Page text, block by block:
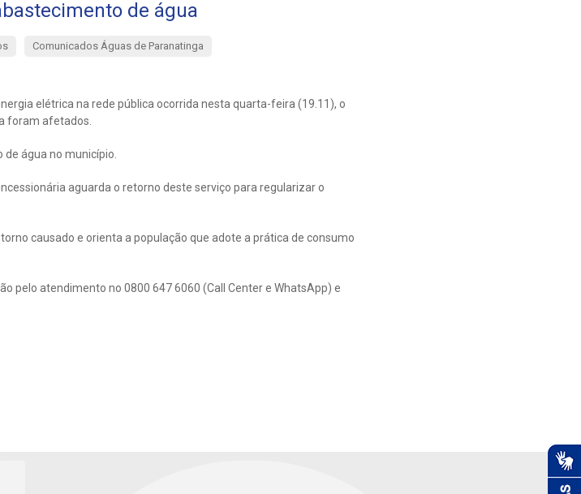
de água
Comunicados Águas de Paranatinga
elétrica na rede pública ocorrida nesta quarta-feira (19.11), o
foram afetados.
água no município.
aguarda o retorno deste serviço para regularizar o
causado e orienta a população que adote a prática de consumo
pelo atendimento no 0800 647 6060 (Call Center e WhatsApp) e